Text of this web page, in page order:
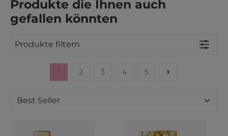
Produkte die Ihnen auch
gefallen könnten
Produkte filtern
Seite
1 Seite
2 Seite
3 Seite
4 Seite
5